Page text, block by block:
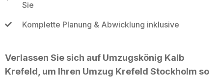
Sie
Komplette Planung & Abwicklung inklusive
Verlassen Sie sich auf Umzugskönig Kalb
Krefeld, um Ihren Umzug Krefeld Stockholm so